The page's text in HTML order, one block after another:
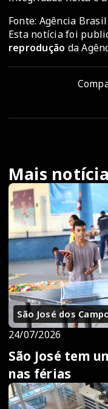
Fonte: Agência Brasil
Esta notícia foi
reprodução da
Mais
São José dos
24/07/2026
São José tem
nas férias